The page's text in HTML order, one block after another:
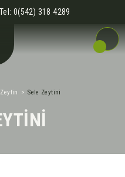
0(542) 318 4289
Sele Zeytini